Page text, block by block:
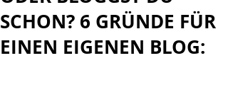
SCHON? 6 GRÜNDE FÜR
EINEN EIGENEN BLOG: